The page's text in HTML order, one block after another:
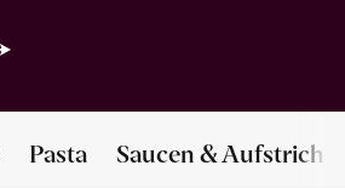
Pasta Saucen & Aufstriche